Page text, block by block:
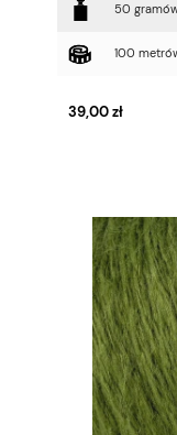
50
100
39,00 zł